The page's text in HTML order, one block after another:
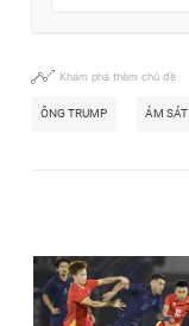
Khám phá thêm chủ đề
ÔNG TRUMP ÁM SÁT